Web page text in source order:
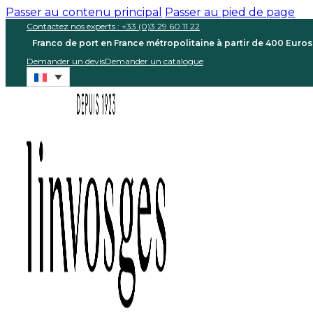
Passer au contenu principal Passer au pied de page
Contactez nos experts : +33 (0)3 29 60 11 22
Franco de port en France métropolitaine à partir de 400 Euros
Demander un devisDemander un catalogue